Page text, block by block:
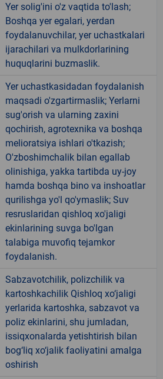
Yer solig'ini o'z vaqtida to'lash;
Boshqa yer egalari, yerdan
foydalanuvchilar, yer uchastkalari
ijarachilari va mulkdorlarining
huquqlarini buzmaslik.
Yer uchastkasidadan foydalanish
maqsadi o'zgartirmaslik; Yerlarni
sug'orish va ularning zaxini
qochirish, agrotexnika va boshqa
melioratsiya ishlari o'tkazish;
O'zboshimchalik bilan egallab
olinishiga, yakka tartibda uy-joy
hamda boshqa bino va inshoatlar
qurilishga yo'l qo'ymaslik; Suv
resruslaridan qishloq xo'jaligi
ekinlarining suvga bo'lgan
talabiga muvofiq tejamkor
foydalanish.
Sabzavotchilik, polizchilik va
kartoshkachilik Qishloq xo‘jaligi
yerlarida kartoshka, sabzavot va
poliz ekinlarini, shu jumladan,
issiqxonalarda yetishtirish bilan
bog‘liq xo‘jalik faoliyatini amalga
oshirish